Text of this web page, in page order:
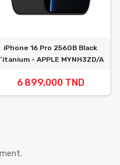
iPhone 16 Pro 256GB Black
- APPLE MYNH3ZD/A
6 899,000 TND